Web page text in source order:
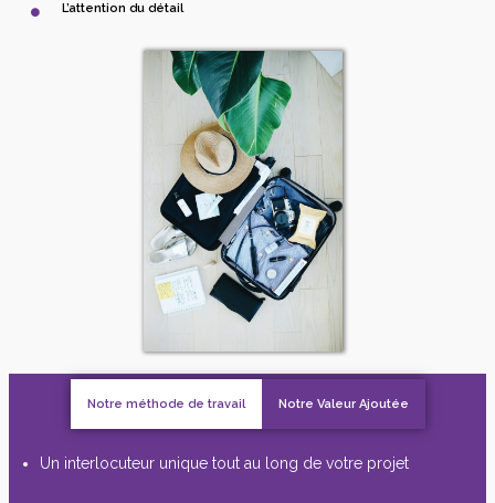
L’attention du détail
Notre méthode de travail Notre Valeur Ajoutée
Un interlocuteur unique tout au long de votre projet